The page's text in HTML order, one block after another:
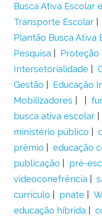
Busca Ativa Escolar
Transporte Escolar
Plantão Busca Ativa
Pesquisa
Proteção
Intersetorialidade
Gestão
Educação
Mobilizadores
busca ativa escolar
ministério público
prêmio
educação
publicação
pré-
videoconefrência
currículo
pnate
educação híbrida